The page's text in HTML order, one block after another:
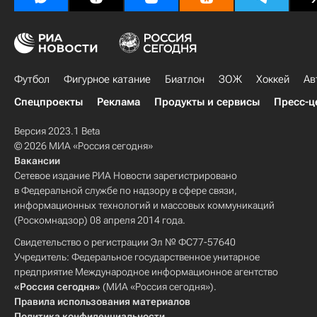
Футбол Фигурное катание Биатлон ЗОЖ Хоккей
Спецпроекты
Реклама Продукты и сервисы Пресс-
Версия 2023.1 Beta
© 2026 МИА «Россия сегодня»
Вакансии
Сетевое издание РИА Новости зарегистрировано
в Федеральной службе по надзору в сфере связи,
информационных технологий и массовых коммуникаций
(Роскомнадзор) 08 апреля 2014 года.
Свидетельство о регистрации Эл № ФС77-57640
Учредитель: Федеральное государственное унитарное
предприятие Международное информационное агентство
«Россия сегодня» (МИА «Россия сегодня»).
Правила использования материалов